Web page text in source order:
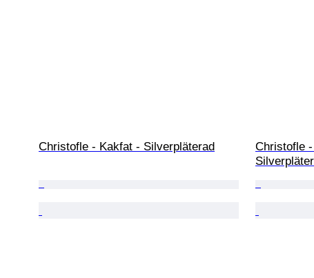
Christofle - Kakfat - Silverpläterad
Christofle